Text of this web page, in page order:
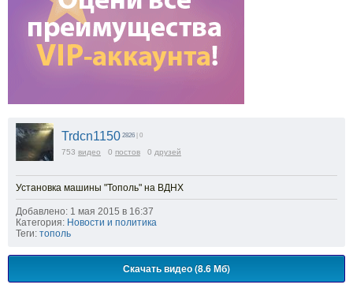
Trdcn1150 2826 | 0
753 видео 0 постов 0 друзей
Установка машины "Тополь" на ВДНХ
Добавлено: 1 мая 2015 в 16:37
Категория: Новости и политика
Теги: тополь
Скачать видео (8.6 Мб)